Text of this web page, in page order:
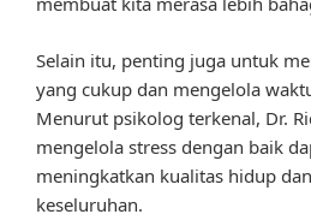
Selain itu, penting juga untuk
yang cukup dan mengelola
Menurut psikolog terkenal, Dr.
mengelola stress dengan baik
meningkatkan kualitas hidup
keseluruhan.